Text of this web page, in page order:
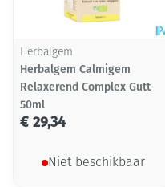
Herbalgem
Herbalgem Calmigem
Relaxerend Complex Gutt
50ml
€ 29,34
Niet beschikbaar